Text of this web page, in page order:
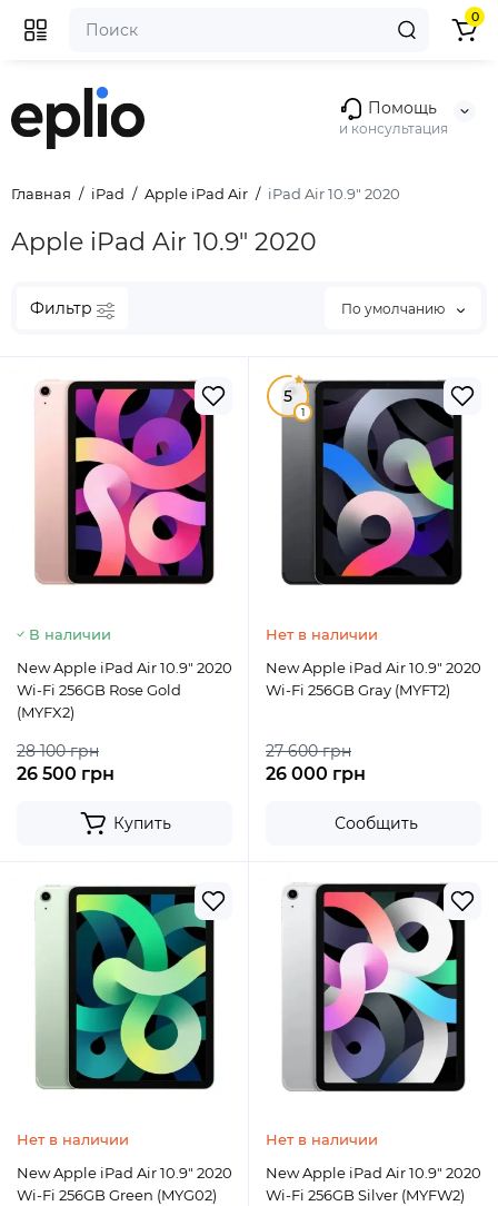
Помощь
и консультация
0
Главная iPad Apple iPad Air iPad Air 10.9" 2020
Apple iPad Air 10.9" 2020
Фильтр По умолчанию
В наличии
New Apple iPad Air 10.9" 2020
Wi-Fi 256GB Rose Gold
(MYFX2)
28 100 грн
26 500 грн
Купить
5
1
Нет в наличии
New Apple iPad Air 10.9" 2020
Wi-Fi 256GB Gray (MYFT2)
27 600 грн
26 000 грн
Сообщить
Нет в наличии
New Apple iPad Air 10.9" 2020
Wi-Fi 256GB Green (MYG02)
Нет в наличии
New Apple iPad Air 10.9" 2020
Wi-Fi 256GB Silver (MYFW2)